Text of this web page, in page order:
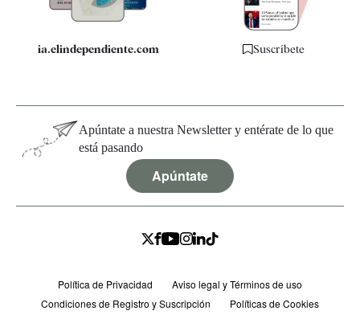
ia.elindependiente.com Suscríbete
Apúntate a nuestra Newsletter y entérate de lo que
está pasando
Apúntate
Política de Privacidad
Aviso legal y Términos de uso
Condiciones de Registro y Suscripción
Políticas de Cookies